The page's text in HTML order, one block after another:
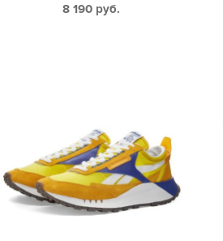
8 190 руб.